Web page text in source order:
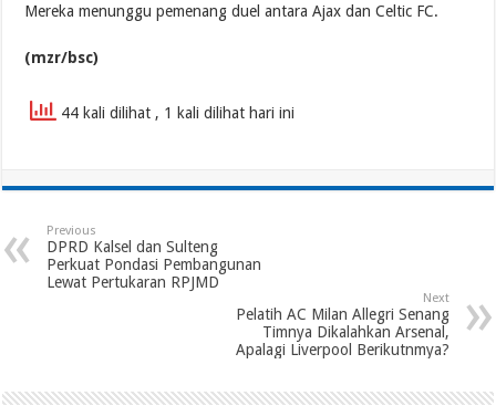
Mereka menunggu pemenang duel antara Ajax dan Celtic FC.
(mzr/bsc)
44 kali dilihat , 1 kali dilihat hari ini
Previous
DPRD Kalsel dan Sulteng
Perkuat Pondasi Pembangunan
Lewat Pertukaran RPJMD
Next
Pelatih AC Milan Allegri Senang
Timnya Dikalahkan Arsenal,
Apalagi Liverpool Berikutnmya?